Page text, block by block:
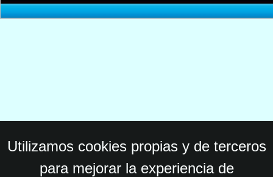
Utilizamos cookies propias y de terceros
para mejorar la experiencia de